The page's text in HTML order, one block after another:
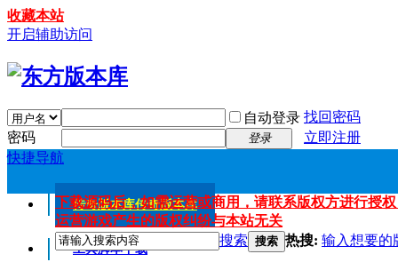
收藏本站
开启辅助访问
自动登录 找回密码
密码
登录
立即注册
快捷导航
传奇版本库传奇版本库
工具脚本下载
下载源码后，如需运营或商用，请联系版权方进行授
运营游戏产生的版权纠纷与本站无关
搜索 搜索 热搜: 输入想要的